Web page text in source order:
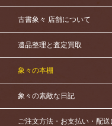
古書象々 店舗について
遺品整理と査定買取
象々の本棚
象々の素敵な日記
ご注文方法・お支払い・配送